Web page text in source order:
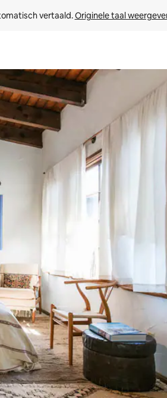
vertaald. Originele taal
omhoog en omlaag, óf door te